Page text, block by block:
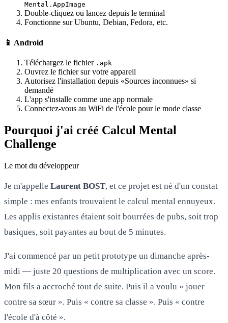
Mental.AppImage
Double-cliquez ou lancez depuis le terminal
Fonctionne sur Ubuntu, Debian, Fedora, etc.
📱 Android
Téléchargez le fichier .apk
Ouvrez le fichier sur votre appareil
Autorisez l'installation depuis «Sources inconnues» si
demandé
L'app s'installe comme une app normale
Connectez-vous au WiFi de l'école pour le mode classe
Pourquoi j'ai créé Calcul Mental
Challenge
Le mot du développeur
Je m'appelle Laurent BOST, et ce projet est né d'un constat
simple : mes enfants trouvaient le calcul mental ennuyeux.
Les applis existantes étaient soit bourrées de pubs, soit trop
basiques, soit payantes au bout de 5 minutes.
J'ai commencé par un petit prototype un dimanche après-
midi — juste 20 questions de multiplication avec un score.
Mon fils a accroché tout de suite. Puis il a voulu « jouer
contre sa sœur ». Puis « contre sa classe ». Puis « contre
l'école d'à côté ».